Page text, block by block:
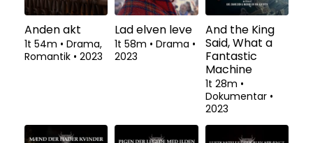
Anden akt
1t 54m • Drama,
Romantik • 2023
Lad elven leve
1t 58m • Drama •
2023
And the King
Said, What a
Fantastic
Machine
1t 28m •
Dokumentar •
2023